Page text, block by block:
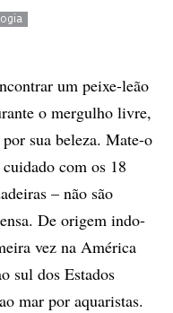
um peixe-leão
o mergulho livre,
sua beleza. Mate-o
com os 18
– não são
De origem indo-
vez na América
sul dos Estados
mar por aquaristas.